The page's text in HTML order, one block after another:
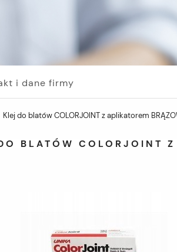
i dane firmy
Klej do blatów COLORJOINT z aplikatorem
BLATÓW COLORJOINT